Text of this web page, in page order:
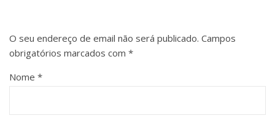
O seu endereço de email não será publicado. Campos
obrigatórios marcados com *
Nome *